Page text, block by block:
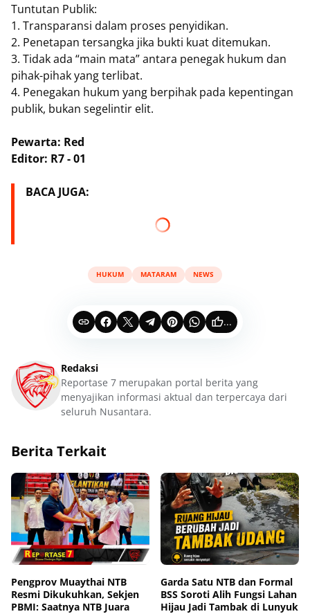
Tuntutan Publik:
1. Transparansi dalam proses penyidikan.
2. Penetapan tersangka jika bukti kuat ditemukan.
3. Tidak ada “main mata” antara penegak hukum dan
pihak-pihak yang terlibat.
4. Penegakan hukum yang berpihak pada kepentingan
publik, bukan segelintir elit.
Pewarta: Red
Editor: R7 - 01
BACA JUGA:
HUKUM MATARAM NEWS
...
Redaksi
Reportase 7 merupakan portal berita yang
menyajikan informasi aktual dan terpercaya dari
seluruh Nusantara.
Berita Terkait
Pengprov Muaythai NTB
Resmi Dikukuhkan, Sekjen
PBMI: Saatnya NTB Juara
Garda Satu NTB dan Formal
BSS Soroti Alih Fungsi Lahan
Hijau Jadi Tambak di Lunyuk